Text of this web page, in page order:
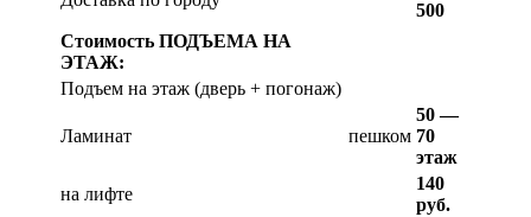
500
Стоимость ПОДЪЕМА НА
ЭТАЖ:
Подъем на этаж (дверь + погонаж)
Ламинат пешком
50 —
70
этаж
на лифте
140
руб.